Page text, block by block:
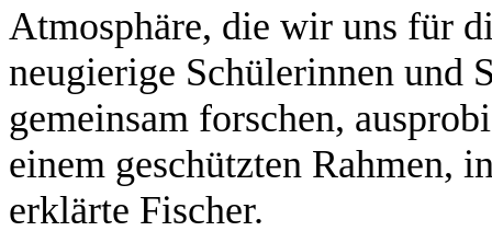
Atmosphäre, die wir uns für
neugierige Schülerinnen und
gemeinsam forschen,
einem geschützten Rahmen,
erklärte Fischer.